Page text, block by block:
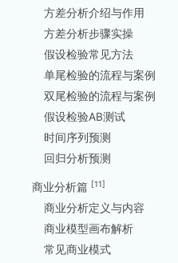
方差分析介绍与作用
方差分析步骤实操
假设检验常见方法
单尾检验的流程与案例
双尾检验的流程与案例
假设检验AB测试
时间序列预测
回归分析预测
商业分析篇 [11]
商业分析定义与内容
商业模型画布解析
常见商业模式